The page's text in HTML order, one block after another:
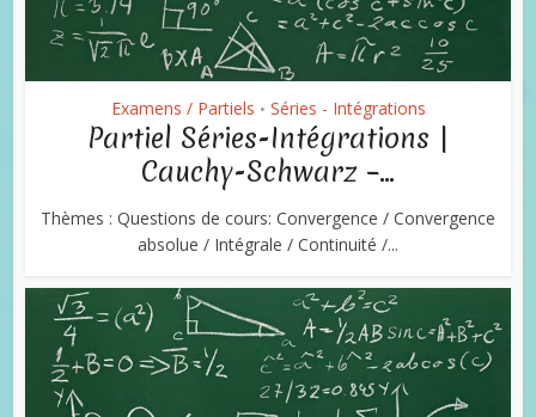
Examens / Partiels • Séries - Intégrations
Partiel Séries-Intégrations |
Cauchy-Schwarz –...
Thèmes : Questions de cours: Convergence / Convergence
absolue / Intégrale / Continuité /...